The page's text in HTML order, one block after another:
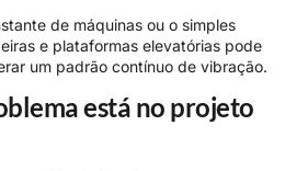
de máquinas ou o simples
e plataformas elevatórias pode
um padrão contínuo de vibração.
está no projeto